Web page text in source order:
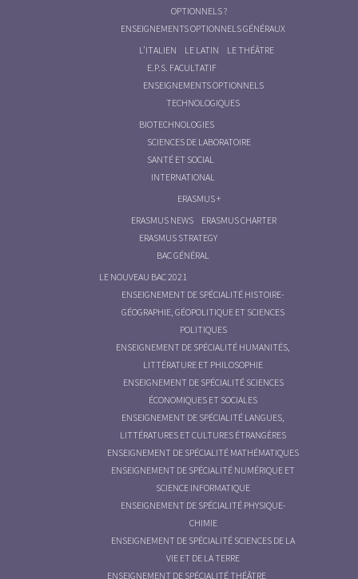
OPTIONNELS ?
ENSEIGNEMENTS OPTIONNELS GÉNÉRAUX
L’ITALIEN
LE LATIN
LE THÉÂTRE
E.P.S. FACULTATIF
ENSEIGNEMENTS OPTIONNELS
TECHNOLOGIQUES
BIOTECHNOLOGIES
SCIENCES DE LABORATOIRE
SANTÉ ET SOCIAL
INTERNATIONAL
ERASMUS +
ERASMUS NEWS
ERASMUS CHARTER
ERASMUS STRATEGY
BAC GÉNÉRAL
LE NOUVEAU BAC 2021
ENSEIGNEMENT DE SPÉCIALITÉ HISTOIRE-
GÉOGRAPHIE, GÉOPOLITIQUE ET SCIENCES
POLITIQUES
ENSEIGNEMENT DE SPÉCIALITÉ HUMANITÉS,
LITTÉRATURE ET PHILOSOPHIE
ENSEIGNEMENT DE SPÉCIALITÉ SCIENCES
ÉCONOMIQUES ET SOCIALES
ENSEIGNEMENT DE SPÉCIALITÉ LANGUES,
LITTÉRATURES ET CULTURES ÉTRANGÈRES
ENSEIGNEMENT DE SPÉCIALITÉ MATHÉMATIQUES
ENSEIGNEMENT DE SPÉCIALITÉ NUMÉRIQUE ET
SCIENCE INFORMATIQUE
ENSEIGNEMENT DE SPÉCIALITÉ PHYSIQUE-
CHIMIE
ENSEIGNEMENT DE SPÉCIALITÉ SCIENCES DE LA
VIE ET DE LA TERRE
ENSEIGNEMENT DE SPÉCIALITÉ THÉÂTRE